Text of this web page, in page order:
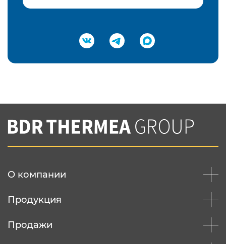
Подтвердить e-mail
Вы соглашаетесь с нашей политикой
конфеденциальности
О компании
Продукция
Продажи